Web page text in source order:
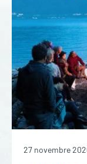
27 novembre